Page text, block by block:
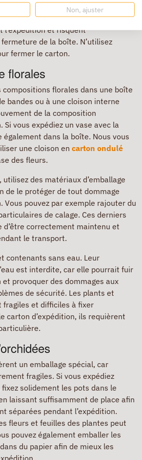
de vos plantes pour fleuristes. Des
utilisées, mais elles ont tendance à
l’expédition et risquent
de la boîte. N’utilisez
fermer le carton.
florales
compositions florales dans une boîte
bandes ou à une cloison interne
de la composition
Si vous expédiez un vase avec la
dans la boîte. Nous vous
une cloison en carton ondulé
des fleurs.
utilisez des matériaux d’emballage
de le protéger de tout dommage
Vous pouvez par exemple rajouter du
de calage. Ces derniers
correctement maintenu et
le transport.
contenants sans eau. Leur
est interdite, car elle pourrait fuir
et provoquer des dommages aux
de sécurité. Les plants et
fragiles et difficiles à fixer
carton d’expédition, ils requièrent
un emballage spécial, car
fragiles. Si vous expédiez
solidement les pots dans le
laissant suffisamment de place afin
séparées pendant l’expédition.
fleurs et feuilles des plantes peut
pouvez également emballer les
du papier afin de mieux les
Non, ajuster